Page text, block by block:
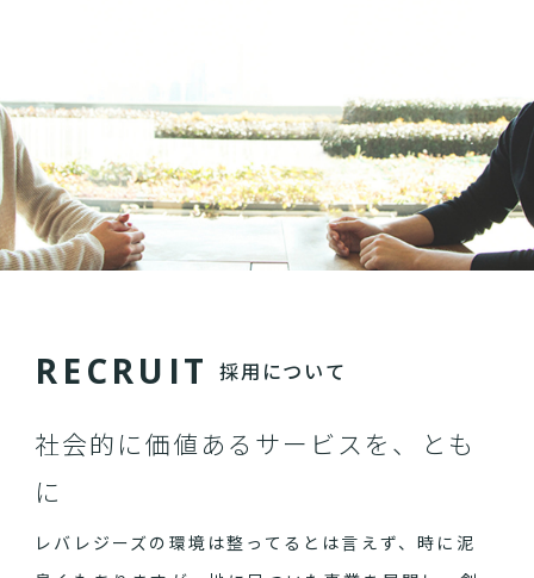
RECRU IT 採用について
社会的に価値あるサービスを、とも
に
レバレジーズの環境は整ってるとは言えず、時に泥